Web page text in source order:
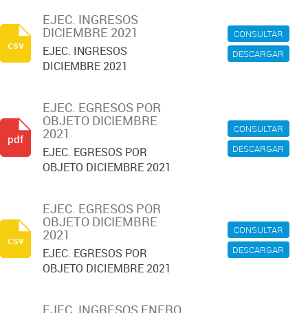
CONSULTAR
DESCARGAR
EJEC. INGRESOS
DICIEMBRE 2021
EJEC. INGRESOS
DICIEMBRE 2021
csv
CONSULTAR
DESCARGAR
EJEC. EGRESOS POR
OBJETO DICIEMBRE
2021
EJEC. EGRESOS POR
OBJETO DICIEMBRE 2021
pdf
CONSULTAR
DESCARGAR
EJEC. EGRESOS POR
OBJETO DICIEMBRE
2021
EJEC. EGRESOS POR
OBJETO DICIEMBRE 2021
csv
EJEC. INGRESOS ENERO